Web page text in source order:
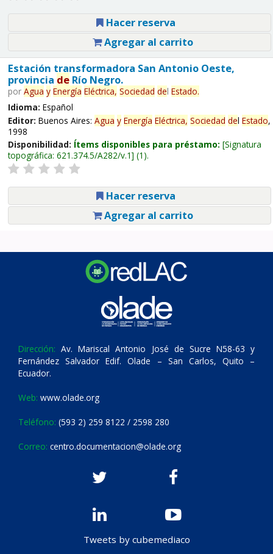
Hacer reserva
Agregar al carrito
Estación transformadora San Antonio Oeste,
provincia deRío Negro.
por Agua y Energía Eléctrica, Sociedad del Estado.
Idioma: Español
Editor: Buenos Aires: Agua y Energía Eléctrica, Sociedad del Estado,
1998
Disponibilidad: Ítems disponibles para préstamo: Signatura
topográfica: 621.374.5/A282/v.1 (1).
Hacer reserva
Agregar al carrito
Dirección: Av. Mariscal Antonio José de Sucre N58-63 y
Fernández Salvador Edif. Olade – San Carlos, Quito –
Ecuador.
Web: www.olade.org
Teléfono: (593 2) 259 8122 / 2598 280
Correo: centro.documentacion@olade.org
Tweets by cubemediaco